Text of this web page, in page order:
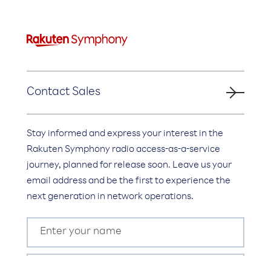
Contact Sales
Stay informed and express your interest in the
Rakuten Symphony radio access-as-a-service
journey, planned for release soon. Leave us your
email address and be the first to experience the
next generation in network operations.